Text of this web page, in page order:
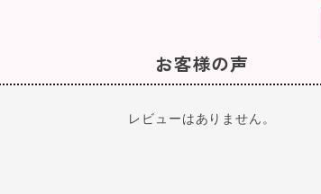
お客様の声
レビューはありません。